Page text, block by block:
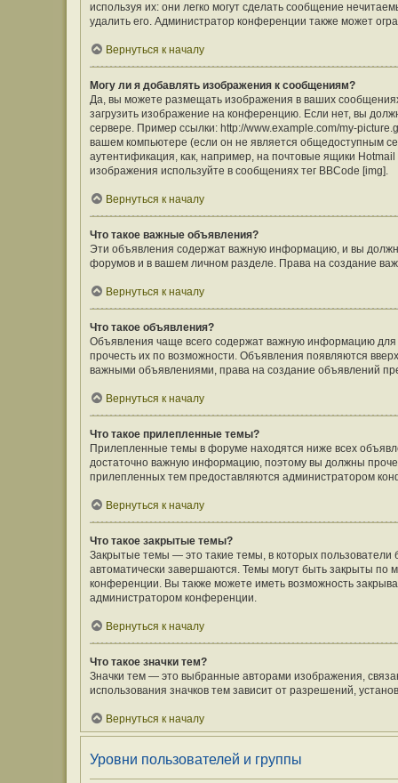
используя их: они легко могут сделать сообщение
удалить его. Администратор конференции также может
Вернуться к началу
Могу ли я добавлять изображения к сообщениям?
Да, вы можете размещать изображения в ваших
загрузить изображение на конференцию. Если нет, вы
сервере. Пример ссылки: http://www.example.com/my-
вашем компьютере (если он не является общедоступным
аутентификация, как, например, на почтовые ящики
изображения используйте в сообщениях тег BBCode [img].
Вернуться к началу
Что такое важные объявления?
Эти объявления содержат важную информацию, и вы
форумов и в вашем личном разделе. Права на создание
Вернуться к началу
Что такое объявления?
Объявления чаще всего содержат важную информацию
прочесть их по возможности. Объявления появляются
важными объявлениями, права на создание объявлений
Вернуться к началу
Что такое прилепленные темы?
Прилепленные темы в форуме находятся ниже всех
достаточно важную информацию, поэтому вы должны
прилепленных тем предоставляются администратором
Вернуться к началу
Что такое закрытые темы?
Закрытые темы — это такие темы, в которых
автоматически завершаются. Темы могут быть закрыты
конференции. Вы также можете иметь возможность
администратором конференции.
Вернуться к началу
Что такое значки тем?
Значки тем — это выбранные авторами изображения,
использования значков тем зависит от разрешений,
Вернуться к началу
Уровни пользователей и группы